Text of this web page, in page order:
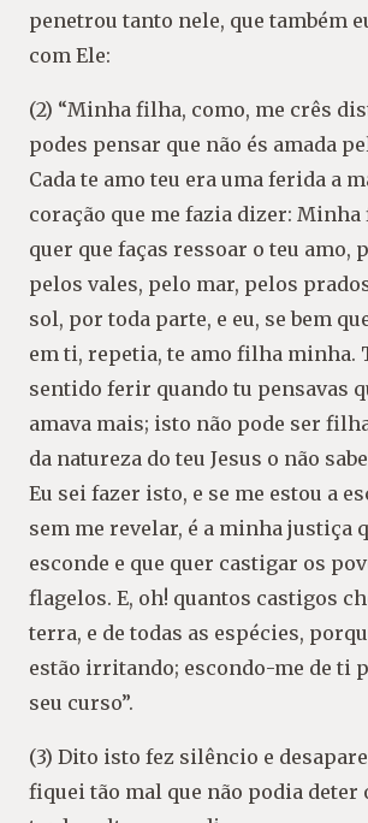
penetrou tanto nele, que também
com Ele:
(2) “Minha filha, como, me crês
podes pensar que não és amada
Cada te amo teu era uma ferida a
coração que me fazia dizer: Minha
quer que faças ressoar o teu amo,
pelos vales, pelo mar, pelos
sol, por toda parte, e eu, se bem
em ti, repetia, te amo filha minha.
sentido ferir quando tu pensavas
amava mais; isto não pode ser
da natureza do teu Jesus o não
Eu sei fazer isto, e se me estou a
sem me revelar, é a minha justiça
esconde e que quer castigar os
flagelos. E, oh! quantos castigos
terra, e de todas as espécies,
estão irritando; escondo-me de ti
seu curso”.
(3) Dito isto fez silêncio e
fiquei tão mal que não podia deter